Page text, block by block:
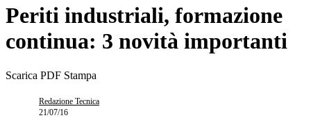
Periti industriali, formazione
continua: 3 novità importanti
Scarica PDF Stampa
Redazione Tecnica
21/07/16